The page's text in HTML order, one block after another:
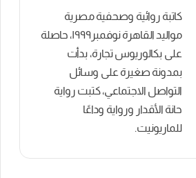
كاتبة روائية وصحفية مصرية
مواليد القاهرة نوفمبر١٩٩٩، حاصلة
على بكالوريوس تجارة، بدأت
بمدونة صغيرة على وسائل
التواصل الاجتماعي، كتبت رواية
حانة الأقدار ورواية وداعًا
للماريونيت.